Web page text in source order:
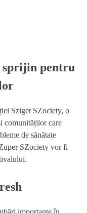
sprijin pentru
Sziget SZociety, o
comunităților care
de sănătate
SZociety vor fi